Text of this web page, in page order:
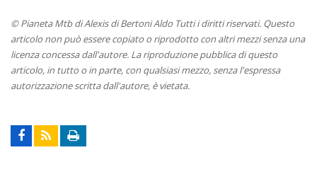
© Pianeta Mtb di Alexis di Bertoni Aldo Tutti i diritti riservati. Questo
articolo non può essere copiato o riprodotto con altri mezzi senza una
licenza concessa dall'autore. La riproduzione pubblica di questo
articolo, in tutto o in parte, con qualsiasi mezzo, senza l'espressa
autorizzazione scritta dall'autore, è vietata.